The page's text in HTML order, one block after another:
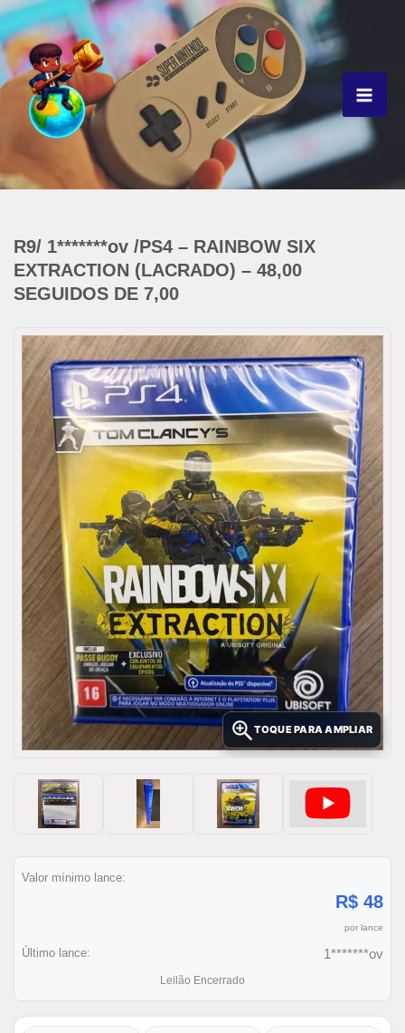
Ir
para
o
conteúdo
R9/ 1*******ov /PS4 – RAINBOW SIX
EXTRACTION (LACRADO) – 48,00
SEGUIDOS DE 7,00
TOQUE PARA AMPLIAR
Valor mínimo lance:
R$ 48
por lance
Último lance: 1*******ov
Leilão Encerrado